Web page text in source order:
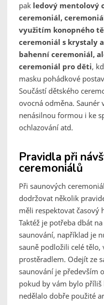
pak ledový mentolový
ceremoniál,
využitím konopného
ceremoniál s krystaly
bahenní ceremoniál,
ceremoniál pro děti,
masku pohádkové
Součástí dětského
ovocná odměna. Saunér
nenásilnou formou i ke
ochlazování atd.
Pravidla při
ceremoniálů
Při saunových
dodržovat několik
měli respektovat časový
Taktéž je potřeba dbát
saunování, například je
sauně podložili celé tělo,
prostěradlem. Odejít ze
saunování je především
pokud by vám bylo
nedělalo dobře použité